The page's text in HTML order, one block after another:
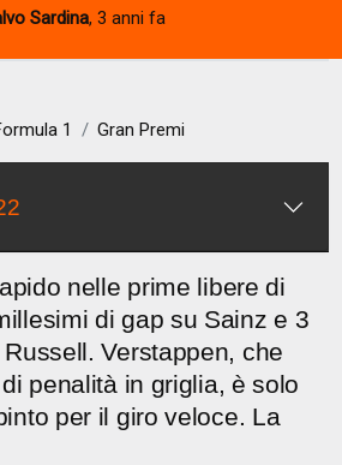
Sardina, 3 anni fa
1 Gran Premi
nelle prime libere di
di gap su Sainz e 3
Verstappen, che
penalità in griglia, è solo
per il giro veloce. La